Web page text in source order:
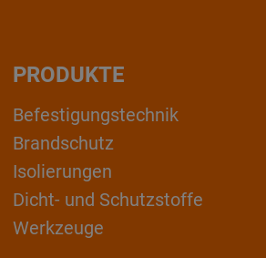
PRODUKTE
Befestigungstechnik
Brandschutz
Isolierungen
Dicht- und Schutzstoffe
Werkzeuge